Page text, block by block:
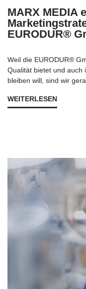
MARX MEDIA
EURODUR®
Weil die EURODUR®
Qualität bietet und auch
bleiben will, sind wir
WEITERLESEN